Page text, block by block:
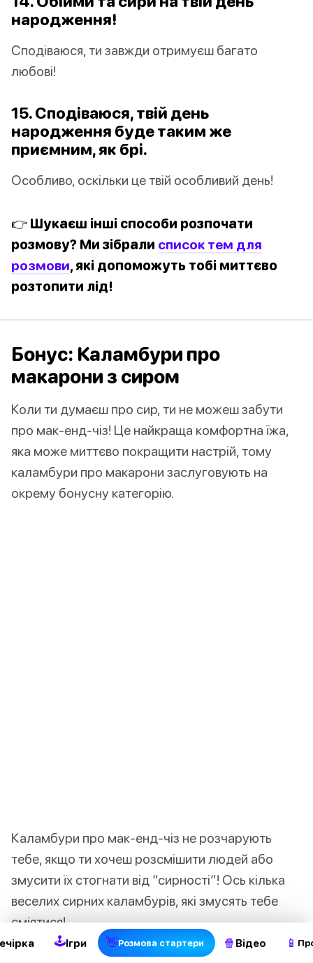
2
народження!
Сподіваюся, ти завжди отримуєш багато
любові!
15. Сподіваюся, твій день
народження буде таким же
приємним, як брі.
Особливо, оскільки це твій особливий день!
👉 Шукаєш інші способи розпочати
розмову? Ми зібрали список тем для
розмови, які допоможуть тобі миттєво
розтопити лід!
Бонус: Каламбури про
макарони з сиром
Коли ти думаєш про сир, ти не можеш забути
про мак-енд-чіз! Це найкраща комфортна їжа,
яка може миттєво покращити настрій, тому
каламбури про макарони заслуговують на
окрему бонусну категорію.
Каламбури про мак-енд-чіз не розчарують
тебе, якщо ти хочеш розсмішити людей або
змусити їх стогнати від “сирності”! Ось кілька
веселих сирних каламбурів, які змусять тебе
сміятися!
🕹Ігри 👋Pозмова стартери 🍿 Відео 📱